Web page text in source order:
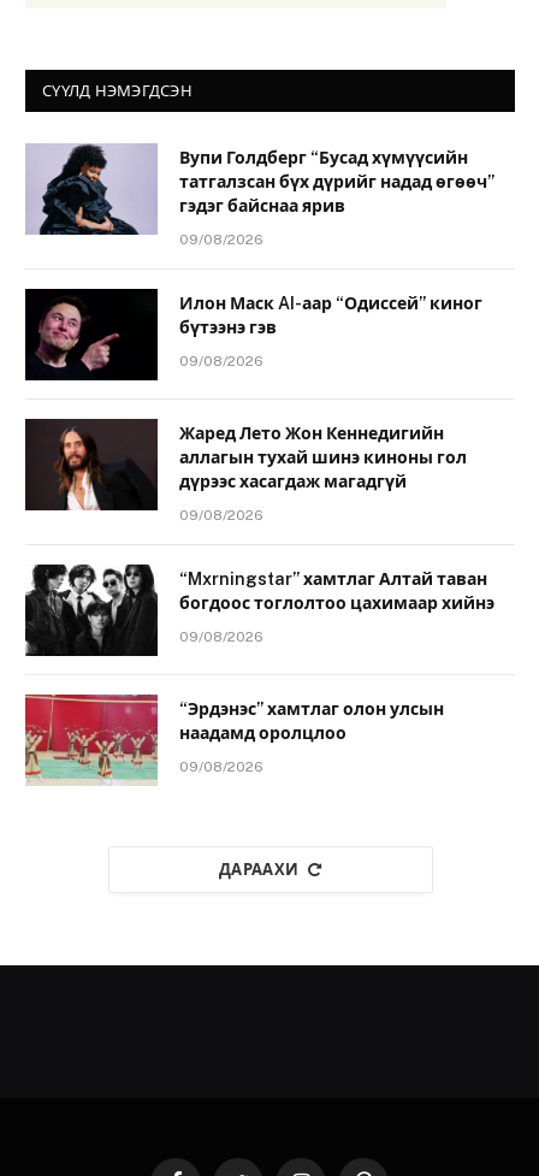
СҮҮЛД НЭМЭГДСЭН
Вупи Голдберг “Бусад хүмүүсийн
татгалзсан бүх дүрийг надад өгөөч”
гэдэг байснаа ярив
09/08/2026
Илон Маск AI-аар “Одиссей” киног
бүтээнэ гэв
09/08/2026
Жаред Лето Жон Кеннедигийн
аллагын тухай шинэ киноны гол
дүрээс хасагдаж магадгүй
09/08/2026
“Mxrningstar” хамтлаг Алтай таван
богдоос тоглолтоо цахимаар хийнэ
09/08/2026
“Эрдэнэс” хамтлаг олон улсын
наадамд оролцлоо
09/08/2026
ДАРААХИ